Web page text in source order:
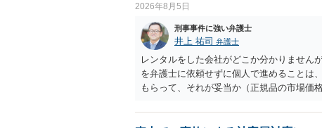
2026年8月5日
刑事事件に強い弁護士
井上 祐司 弁護士
レンタルをした会社がどこか分かりません
を弁護士に依頼せずに個人で進めることは
もらって、それが妥当か（正規品の市場価